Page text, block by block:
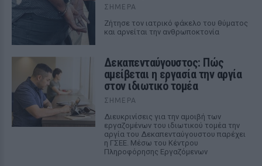
ΣΉΜΕΡΑ
Ζήτησε τον ιατρικό φάκελο του θύματος
και αρνείται την ανθρωποκτονία
Δεκαπενταύγουστος: Πώς
αμείβεται η εργασία την αργία
στον ιδιωτικό τομέα
ΣΉΜΕΡΑ
Διευκρινίσεις για την αμοιβή των
εργαζομένων του ιδιωτικού τομέα την
αργία του Δεκαπενταύγουστου παρέχει
η ΓΣΕΕ. Μέσω του Κέντρου
Πληροφόρησης Εργαζόμενων